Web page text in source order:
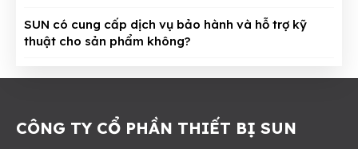
SUN có cung cấp dịch vụ bảo hành và hỗ trợ kỹ
thuật cho sản phẩm không?
CÔNG TY CỔ PHẦN THIẾT BỊ SUN